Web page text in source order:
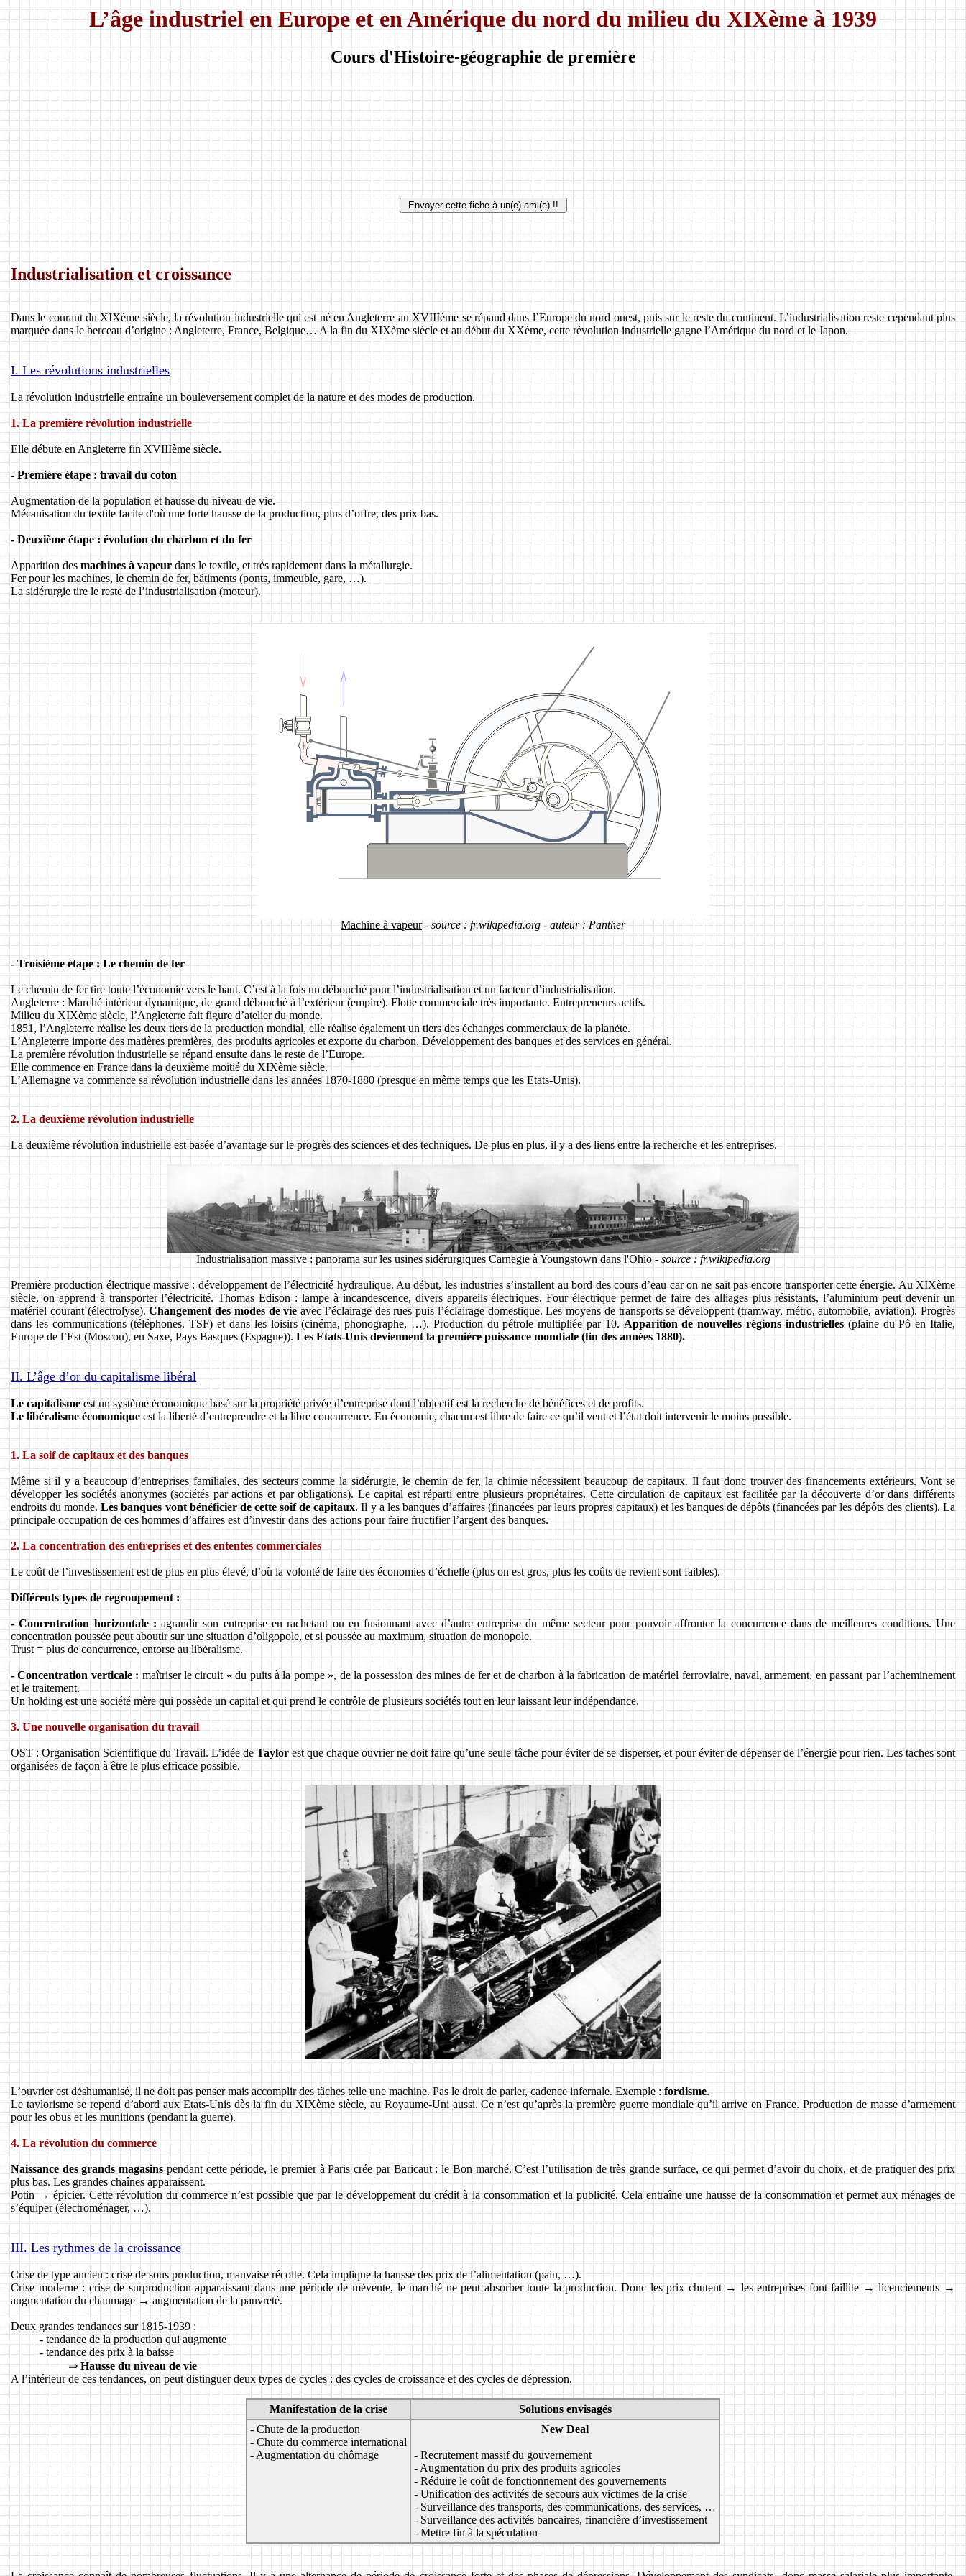
L’âge industriel en Europe et en Amérique du nord du milieu du XIXème à 1939
Cours d'Histoire-géographie de première
Industrialisation et croissance
Dans le courant du XIXème siècle, la révolution industrielle qui est né en Angleterre au XVIIIème se répand dans l’Europe du nord ouest, puis sur le reste du continent. L’industrialisation reste cependant plus
marquée dans le berceau d’origine : Angleterre, France, Belgique… A la fin du XIXème siècle et au début du XXème, cette révolution industrielle gagne l’Amérique du nord et le Japon.
I. Les révolutions industrielles
La révolution industrielle entraîne un bouleversement complet de la nature et des modes de production.
1. La première révolution industrielle
Elle débute en Angleterre fin XVIIIème siècle.
- Première étape : travail du coton
Augmentation de la population et hausse du niveau de vie.
Mécanisation du textile facile d'où une forte hausse de la production, plus d’offre, des prix bas.
- Deuxième étape : évolution du charbon et du fer
Apparition desmachines à vapeurdans le textile, et très rapidement dans la métallurgie.
Fer pour les machines, le chemin de fer, bâtiments (ponts, immeuble, gare, …).
La sidérurgie tire le reste de l’industrialisation (moteur).
Machine à vapeur-source : fr.wikipedia.org - auteur : Panther
- Troisième étape : Le chemin de fer
Le chemin de fer tire toute l’économie vers le haut. C’est à la fois un débouché pour l’industrialisation et un facteur d’industrialisation.
Angleterre : Marché intérieur dynamique, de grand débouché à l’extérieur (empire). Flotte commerciale très importante. Entrepreneurs actifs.
Milieu du XIXème siècle, l’Angleterre fait figure d’atelier du monde.
1851, l’Angleterre réalise les deux tiers de la production mondial, elle réalise également un tiers des échanges commerciaux de la planète.
L’Angleterre importe des matières premières, des produits agricoles et exporte du charbon. Développement des banques et des services en général.
La première révolution industrielle se répand ensuite dans le reste de l’Europe.
Elle commence en France dans la deuxième moitié du XIXème siècle.
L’Allemagne va commence sa révolution industrielle dans les années 1870-1880 (presque en même temps que les Etats-Unis).
2. La deuxième révolution industrielle
La deuxième révolution industrielle est basée d’avantage sur le progrès des sciences et des techniques. De plus en plus, il y a des liens entre la recherche et les entreprises.
Industrialisation massive : panorama sur les usines sidérurgiques Carnegie à Youngstown dans l'Ohio- source : fr.wikipedia.org
Première production électrique massive : développement de l’électricité hydraulique. Au début, les industries s’installent au bord des cours d’eau car on ne sait pas encore transporter cette énergie. Au XIXème
siècle, on apprend à transporter l’électricité. Thomas Edison : lampe à incandescence, divers appareils électriques. Four électrique permet de faire des alliages plus résistants, l’aluminium peut devenir un
matériel courant (électrolyse).Changement des modes de vieavec l’éclairage des rues puis l’éclairage domestique. Les moyens de transports se développent (tramway, métro, automobile, aviation). Progrès
dans les communications (téléphones, TSF) et dans les loisirs (cinéma, phonographe, …). Production du pétrole multipliée par 10. Apparition de nouvelles régions industrielles(plaine du Pô en Italie,
Europe de l’Est (Moscou), en Saxe, Pays Basques (Espagne)).Les Etats-Unis deviennent la première puissance mondiale (fin des années 1880).
II. L’âge d’or du capitalisme libéral
Le capitalisme est un système économique basé sur la propriété privée d’entreprise dont l’objectif est la recherche de bénéfices et de profits.
Le libéralisme économique est la liberté d’entreprendre et la libre concurrence. En économie, chacun est libre de faire ce qu’il veut et l’état doit intervenir le moins possible.
1. La soif de capitaux et des banques
Même si il y a beaucoup d’entreprises familiales, des secteurs comme la sidérurgie, le chemin de fer, la chimie nécessitent beaucoup de capitaux. Il faut donc trouver des financements extérieurs. Vont se
développer les sociétés anonymes (sociétés par actions et par obligations). Le capital est réparti entre plusieurs propriétaires. Cette circulation de capitaux est facilitée par la découverte d’or dans différents
endroits du monde.Les banques vont bénéficier de cette soif de capitaux. Il y a les banques d’affaires (financées par leurs propres capitaux) et les banques de dépôts (financées par les dépôts des clients). La
principale occupation de ces hommes d’affaires est d’investir dans des actions pour faire fructifier l’argent des banques.
2. La concentration des entreprises et des ententes commerciales
Le coût de l’investissement est de plus en plus élevé, d’où la volonté de faire des économies d’échelle (plus on est gros, plus les coûts de revient sont faibles).
Différents types de regroupement :
- Concentration horizontale : agrandir son entreprise en rachetant ou en fusionnant avec d’autre entreprise du même secteur pour pouvoir affronter la concurrence dans de meilleures conditions. Une
concentration poussée peut aboutir sur une situation d’oligopole, et si poussée au maximum, situation de monopole.
Trust = plus de concurrence, entorse au libéralisme.
- Concentration verticale : maîtriser le circuit « du puits à la pompe », de la possession des mines de fer et de charbon à la fabrication de matériel ferroviaire, naval, armement, en passant par l’acheminement
et le traitement.
Un holding est une société mère qui possède un capital et qui prend le contrôle de plusieurs sociétés tout en leur laissant leur indépendance.
3. Une nouvelle organisation du travail
OST : Organisation Scientifique du Travail. L’idée deTaylorest que chaque ouvrier ne doit faire qu’une seule tâche pour éviter de se disperser, et pour éviter de dépenser de l’énergie pour rien. Les taches sont
organisées de façon à être le plus efficace possible.
L’ouvrier est déshumanisé, il ne doit pas penser mais accomplir des tâches telle une machine. Pas le droit de parler, cadence infernale. Exemple :fordisme.
Le taylorisme se repend d’abord aux Etats-Unis dès la fin du XIXème siècle, au Royaume-Uni aussi. Ce n’est qu’après la première guerre mondiale qu’il arrive en France. Production de masse d’armement
pour les obus et les munitions (pendant la guerre).
4. La révolution du commerce
Naissance des grands magasins pendant cette période, le premier à Paris crée par Baricaut : le Bon marché. C’est l’utilisation de très grande surface, ce qui permet d’avoir du choix, et de pratiquer des prix
plus bas. Les grandes chaînes apparaissent.
Potin → épicier. Cette révolution du commerce n’est possible que par le développement du crédit à la consommation et la publicité. Cela entraîne une hausse de la consommation et permet aux ménages de
s’équiper (électroménager, …).
III. Les rythmes de la croissance
Crise de type ancien : crise de sous production, mauvaise récolte. Cela implique la hausse des prix de l’alimentation (pain, …).
Crise moderne : crise de surproduction apparaissant dans une période de mévente, le marché ne peut absorber toute la production. Donc les prix chutent → les entreprises font faillite → licenciements →
augmentation du chaumage → augmentation de la pauvreté.
Deux grandes tendances sur 1815-1939 :
- tendance de la production qui augmente
- tendance des prix à la baisse
⇒ Hausse du niveau de vie
A l’intérieur de ces tendances, on peut distinguer deux types de cycles : des cycles de croissance et des cycles de dépression.
Manifestation de la crise
Solutions envisagés
- Chute de la production
- Chute du commerce international
- Augmentation du chômage
New Deal
- Recrutement massif du gouvernement
- Augmentation du prix des produits agricoles
- Réduire le coût de fonctionnement des gouvernements
- Unification des activités de secours aux victimes de la crise
- Surveillance des transports, des communications, des services, …
- Surveillance des activités bancaires, financière d’investissement
- Mettre fin à la spéculation